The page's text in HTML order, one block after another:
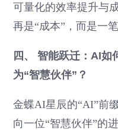
可量化的效率提升与
再是“成本”，而是一
四、 智能跃迁：AI如
为“智慧伙伴”？
金蝶AI星辰的“AI”前
向一位“智慧伙伴”的